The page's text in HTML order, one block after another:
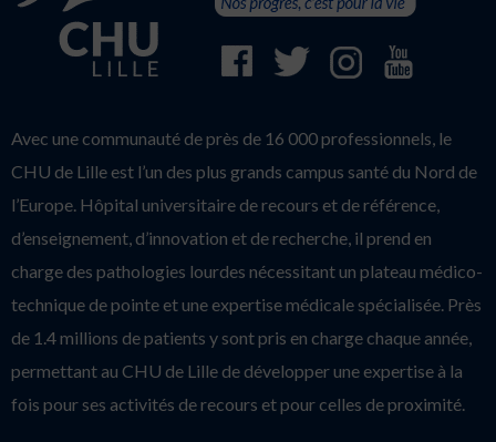
Avec une communauté de près de 16 000 professionnels, le
CHU de Lille est l’un des plus grands campus santé du Nord de
l’Europe. Hôpital universitaire de recours et de référence,
d’enseignement, d’innovation et de recherche, il prend en
charge des pathologies lourdes nécessitant un plateau médico-
technique de pointe et une expertise médicale spécialisée. Près
de 1.4 millions de patients y sont pris en charge chaque année,
permettant au CHU de Lille de développer une expertise à la
fois pour ses activités de recours et pour celles de proximité.